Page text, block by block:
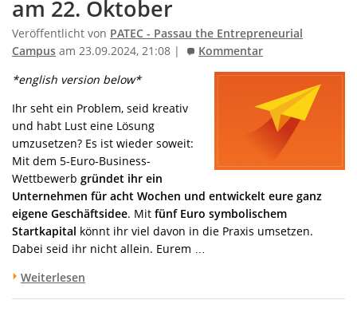
am 22. Oktober
Veröffentlicht von PATEC - Passau the Entrepreneurial
Campus am 23.09.2024, 21:08 | Kommentar
*english version below*
Ihr seht ein Problem, seid kreativ
und habt Lust eine Lösung
umzusetzen? Es ist wieder soweit:
Mit dem 5-Euro-Business-
Wettbewerb gründet ihr ein
Unternehmen für acht Wochen und entwickelt eure ganz
eigene Geschäftsidee. Mit fünf Euro symbolischem
Startkapital könnt ihr viel davon in die Praxis umsetzen.
Dabei seid ihr nicht allein. Eurem …
Weiterlesen